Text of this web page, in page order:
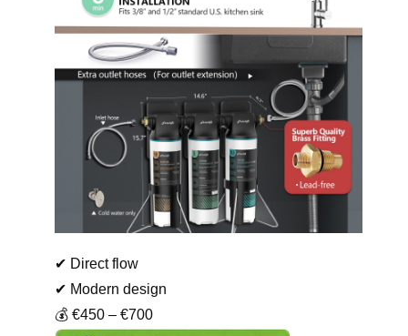
✔ Direct flow
✔ Modern design
💰 €450 – €700